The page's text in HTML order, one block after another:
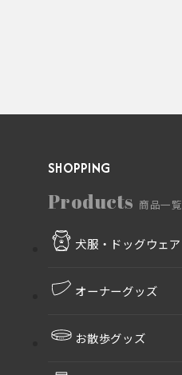
SHOPPING
Products 商品一覧
犬服・ドッグウェア
オーナーグッズ
お散歩グッズ